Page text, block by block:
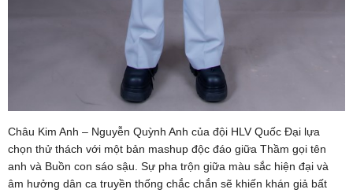
Châu Kim Anh – Nguyễn Quỳnh Anh của đội HLV Quốc Đại lựa
chọn thử thách với một bản mashup độc đáo giữa Thầm gọi tên
anh và Buồn con sáo sậu. Sự pha trộn giữa màu sắc hiện đại và
âm hưởng dân ca truyền thống chắc chắn sẽ khiến khán giả bất